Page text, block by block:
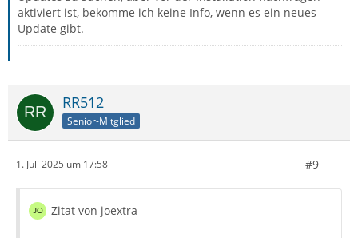
aktiviert ist, bekomme ich keine Info, wenn es ein neues
Update gibt.
RR512
Senior-Mitglied
1. Juli 2025 um 17:58 #9
Zitat von joextra